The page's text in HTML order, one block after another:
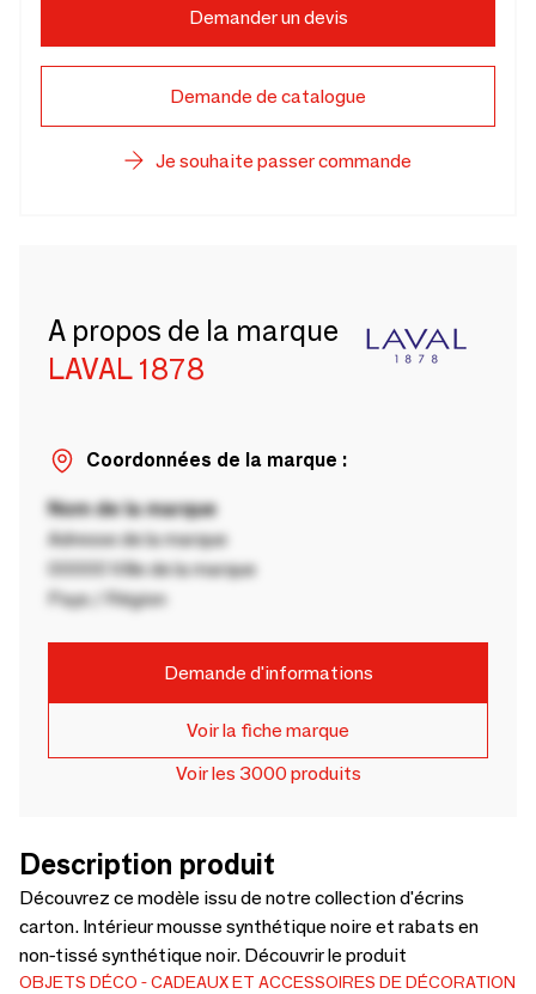
Demander un devis
Demande de catalogue
Je souhaite passer commande
A propos de la marque
LAVAL 1878
Coordonnées de la marque :
Nom de la marque
Adresse de la marque
00000 Ville de la marque
Pays / Région
Demande d'informations
Voir la fiche marque
Voir les 3000 produits
Description produit
Découvrez ce modèle issu de notre collection d'écrins
carton. Intérieur mousse synthétique noire et rabats en
non-tissé synthétique noir. Découvrir le produit
OBJETS DÉCO
CADEAUX ET ACCESSOIRES DE DÉCORATION